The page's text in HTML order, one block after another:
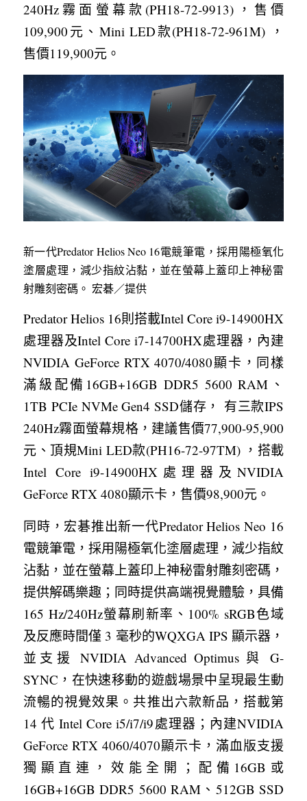
240Hz霧面螢幕款(PH18-72-9913)，售價
109,900元、Mini LED款(PH18-72-961M) ，
售價119,900元。
新一代Predator Helios Neo 16電競筆電，採用陽極氧化
塗層處理，減少指紋沾黏，並在螢幕上蓋印上神秘雷
射雕刻密碼。 宏碁／提供
Predator Helios 16則搭載Intel Core i9-14900HX
處理器及Intel Core i7-14700HX處理器，內建
NVIDIA GeForce RTX 4070/4080顯卡，同樣
滿級配備16GB+16GB DDR5 5600 RAM、
1TB PCIe NVMe Gen4 SSD儲存， 有三款IPS
240Hz霧面螢幕規格，建議售價77,900-95,900
元、頂規Mini LED款(PH16-72-97TM) ，搭載
Intel Core i9-14900HX處理器及NVIDIA
GeForce RTX 4080顯示卡，售價98,900元。
同時，宏碁推出新一代Predator Helios Neo 16
電競筆電，採用陽極氧化塗層處理，減少指紋
沾黏，並在螢幕上蓋印上神秘雷射雕刻密碼，
提供解碼樂趣；同時提供高端視覺體驗，具備
165 Hz/240Hz螢幕刷新率、100% sRGB色域
及反應時間僅 3 毫秒的WQXGA IPS 顯示器，
並支援 NVIDIA Advanced Optimus 與 G-
SYNC，在快速移動的遊戲場景中呈現最生動
流暢的視覺效果。共推出六款新品，搭載第
14 代 Intel Core i5/i7/i9處理器；內建NVIDIA
GeForce RTX 4060/4070顯示卡，滿血版支援
獨顯直連，效能全開；配備16GB或
16GB+16GB DDR5 5600 RAM、512GB SSD